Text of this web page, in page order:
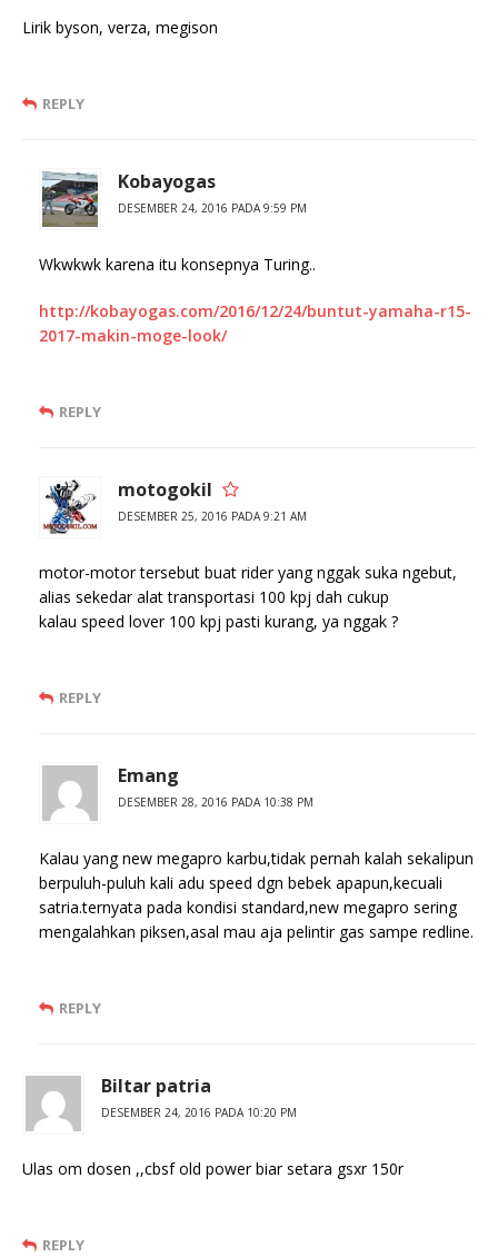
Lirik byson, verza, megison
REPLY
Kobayogas
DESEMBER 24, 2016 PADA 9:59 PM
Wkwkwk karena itu konsepnya Turing..
http://kobayogas.com/2016/12/24/buntut-yamaha-r15-
2017-makin-moge-look/
REPLY
motogokil
DESEMBER 25, 2016 PADA 9:21 AM
motor-motor tersebut buat rider yang nggak suka ngebut,
alias sekedar alat transportasi 100 kpj dah cukup
kalau speed lover 100 kpj pasti kurang, ya nggak ?
REPLY
Emang
DESEMBER 28, 2016 PADA 10:38 PM
Kalau yang new megapro karbu,tidak pernah kalah sekalipun
berpuluh-puluh kali adu speed dgn bebek apapun,kecuali
satria.ternyata pada kondisi standard,new megapro sering
mengalahkan piksen,asal mau aja pelintir gas sampe redline.
REPLY
Biltar patria
DESEMBER 24, 2016 PADA 10:20 PM
Ulas om dosen ,,cbsf old power biar setara gsxr 150r
REPLY